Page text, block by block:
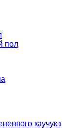
пол
каучука